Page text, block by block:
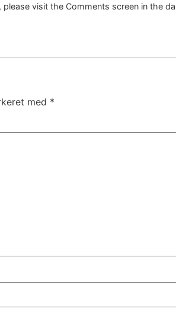
visit the Comments screen in the
med *